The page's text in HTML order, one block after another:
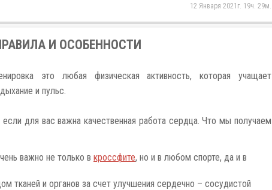
12 Января 2021г. 19ч. 29м.
И ОСОБЕННОСТИ
это любая физическая активность, которая учащает
и пульс.
для вас важна качественная работа сердца. Что мы получаем
важно не только в кроссфите, но и в любом спорте, да и в
тканей и органов за счет улучшения сердечно – сосудистой